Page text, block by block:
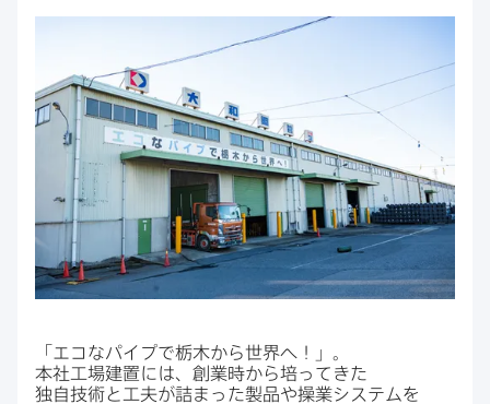
「エコな​パイプで​栃木から​世界へ！」。​
本社工場建置には、​創業時から​培ってきた​
独自技術と​工夫が​詰まった​製品や​操業システムを​